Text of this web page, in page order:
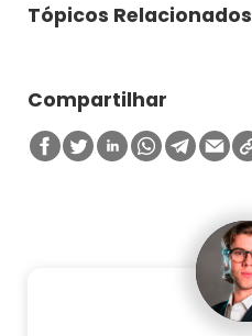
Tópicos Relacionados
Compartilhar